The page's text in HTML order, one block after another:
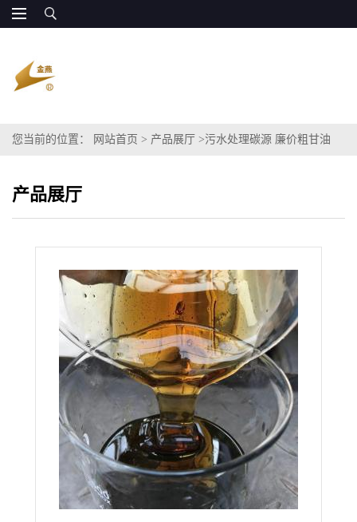
您当前的位置： 网站首页 > 产品展厅 >污水处理碳源 廉价粗甘油
产品展厅